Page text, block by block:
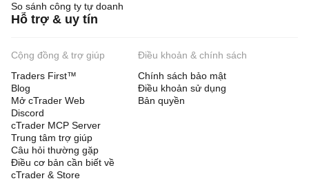
So sánh công ty tự doanh
Hỗ trợ & uy tín
Cộng đồng & trợ giúp
Traders First™
Blog
Mở cTrader Web
Discord
cTrader MCP Server
Trung tâm trợ giúp
Câu hỏi thường gặp
Điều cơ bản cần biết về
cTrader & Store
Điều khoản & chính sách
Chính sách bảo mật
Điều khoản sử dụng
Bản quyền